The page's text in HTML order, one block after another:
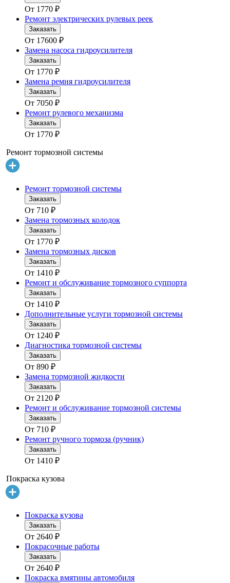
От 1770 ₽
Ремонт электрических рулевых реек
Заказать
От 17600 ₽
Замена насоса гидроусилителя
Заказать
От 1770 ₽
Замена ремня гидроусилителя
Заказать
От 7050 ₽
Ремонт рулевого механизма
Заказать
От 1770 ₽
Ремонт тормозной системы
Ремонт тормозной системы
Заказать
От 710 ₽
Замена тормозных колодок
Заказать
От 1770 ₽
Замена тормозных дисков
Заказать
От 1410 ₽
Ремонт и обслуживание тормозного суппорта
Заказать
От 1410 ₽
Дополнительные услуги тормозной системы
Заказать
От 1240 ₽
Диагностика тормозной системы
Заказать
От 890 ₽
Замена тормозной жидкости
Заказать
От 2120 ₽
Ремонт и обслуживание тормозной системы
Заказать
От 710 ₽
Ремонт ручного тормоза (ручник)
Заказать
От 1410 ₽
Покраска кузова
Покраска кузова
Заказать
От 2640 ₽
Покрасочные работы
Заказать
От 2640 ₽
Покраска вмятины автомобиля